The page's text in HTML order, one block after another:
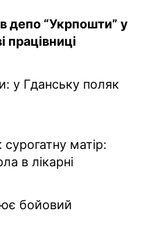
депо “Укрпошти” у
працівниці
у Гданську поляк
матір:
в лікарні
бойовий